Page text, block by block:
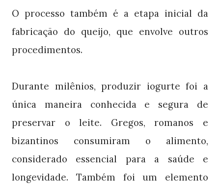
O processo também é a etapa inicial da
fabricação do queijo, que envolve outros
procedimentos.
Durante milênios, produzir iogurte foi a
única maneira conhecida e segura de
preservar o leite. Gregos, romanos e
bizantinos consumiram o alimento,
considerado essencial para a saúde e
longevidade. Também foi um elemento